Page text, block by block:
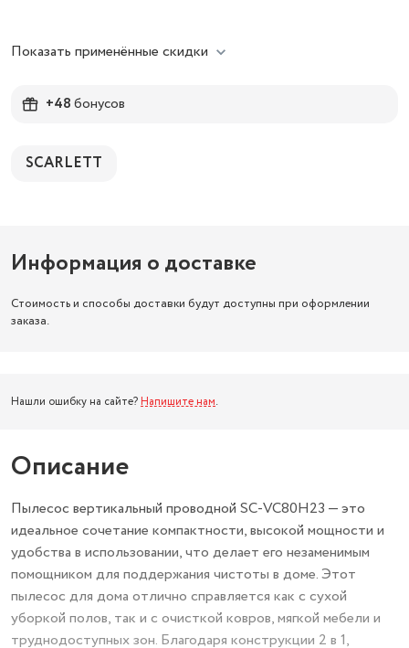
Показать применённые скидки
+48бонусов
SCARLETT
Информация о доставке
Стоимость и способы доставки будут доступны при оформлении
заказа.
Нашли ошибку на сайте? Напишите нам.
Описание
Пылесос вертикальный проводной SC-VC80H23 — это
идеальное сочетание компактности, высокой мощности и
удобства в использовании, что делает его незаменимым
помощником для поддержания чистоты в доме. Этот
пылесос для дома отлично справляется как с сухой
уборкой полов, так и с очисткой ковров, мягкой мебели и
труднодоступных зон. Благодаря конструкции 2 в 1,